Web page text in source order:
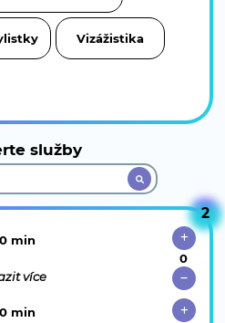
Vizážistika
služby
2
min
více
min